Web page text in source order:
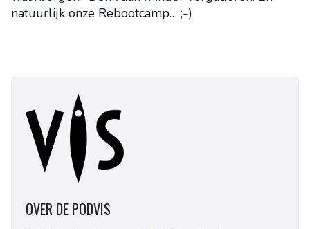
natuurlijk onze Rebootcamp… ;-)
OVER DE PODVIS